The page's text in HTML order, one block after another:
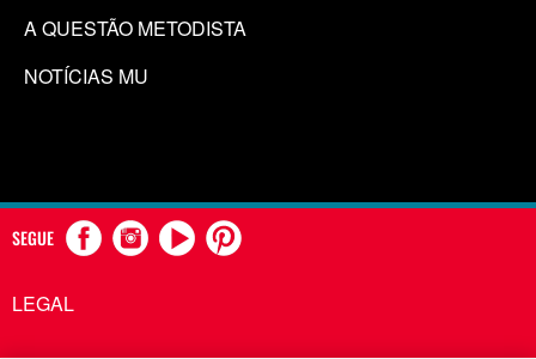
A QUESTÃO METODISTA
NOTÍCIAS MU
SEGUE
LEGAL